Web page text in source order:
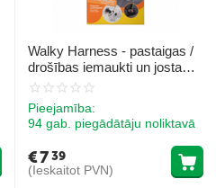
Walky Harness - pastaigas /
drošības iemaukti un josta
izm. S 30/60cm
Pieejamība:
94 gab. piegādātāju noliktavā
€739
(Ieskaitot PVN)